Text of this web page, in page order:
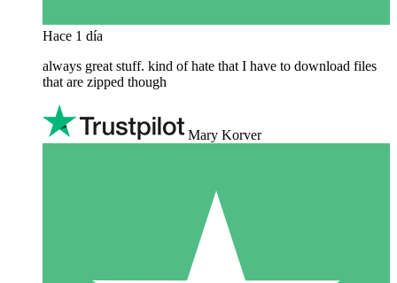
Hace 1 día
always great stuff. kind of hate that I have to download files
that are zipped though
Mary Korver